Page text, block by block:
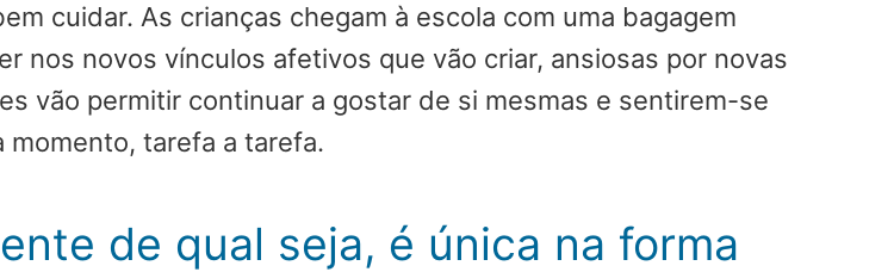
cuidar. As crianças chegam à escola com uma bagagem
nos novos vínculos afetivos que vão criar, ansiosas por novas
vão permitir continuar a gostar de si mesmas e sentirem-se
tarefa a tarefa.
de qual seja, é única na forma